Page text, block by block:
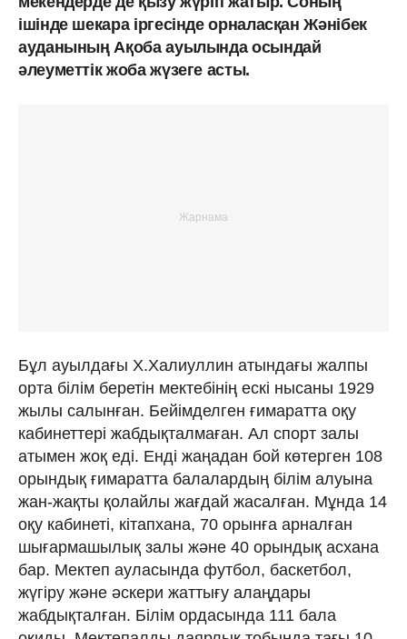
ішінде шекара іргесінде орналасқан Жәнібек
ауданының Ақоба ауылында осындай
әлеуметтік жоба жүзеге асты.
Бұл ауылдағы Х.Халиуллин атындағы жалпы
орта білім беретін мектебінің ескі нысаны 1929
жылы салынған. Бейімделген ғимаратта оқу
кабинеттері жабдықталмаған. Ал спорт залы
атымен жоқ еді. Енді жаңадан бой көтерген 108
орындық ғимаратта балалардың білім алуына
жан-жақты қолайлы жағдай жасалған. Мұнда 14
оқу кабинеті, кітапхана, 70 орынға арналған
шығармашылық залы және 40 орындық асхана
бар. Мектеп ауласында футбол, баскетбол,
жүгіру және әскери жаттығу алаңдары
жабдықталған. Білім ордасында 111 бала